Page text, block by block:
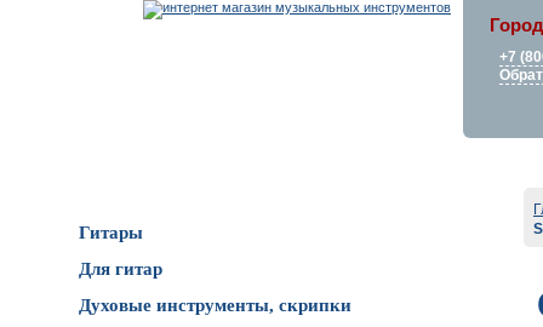
+7
Гитары
Для гитар
Духовые инструменты, скрипки